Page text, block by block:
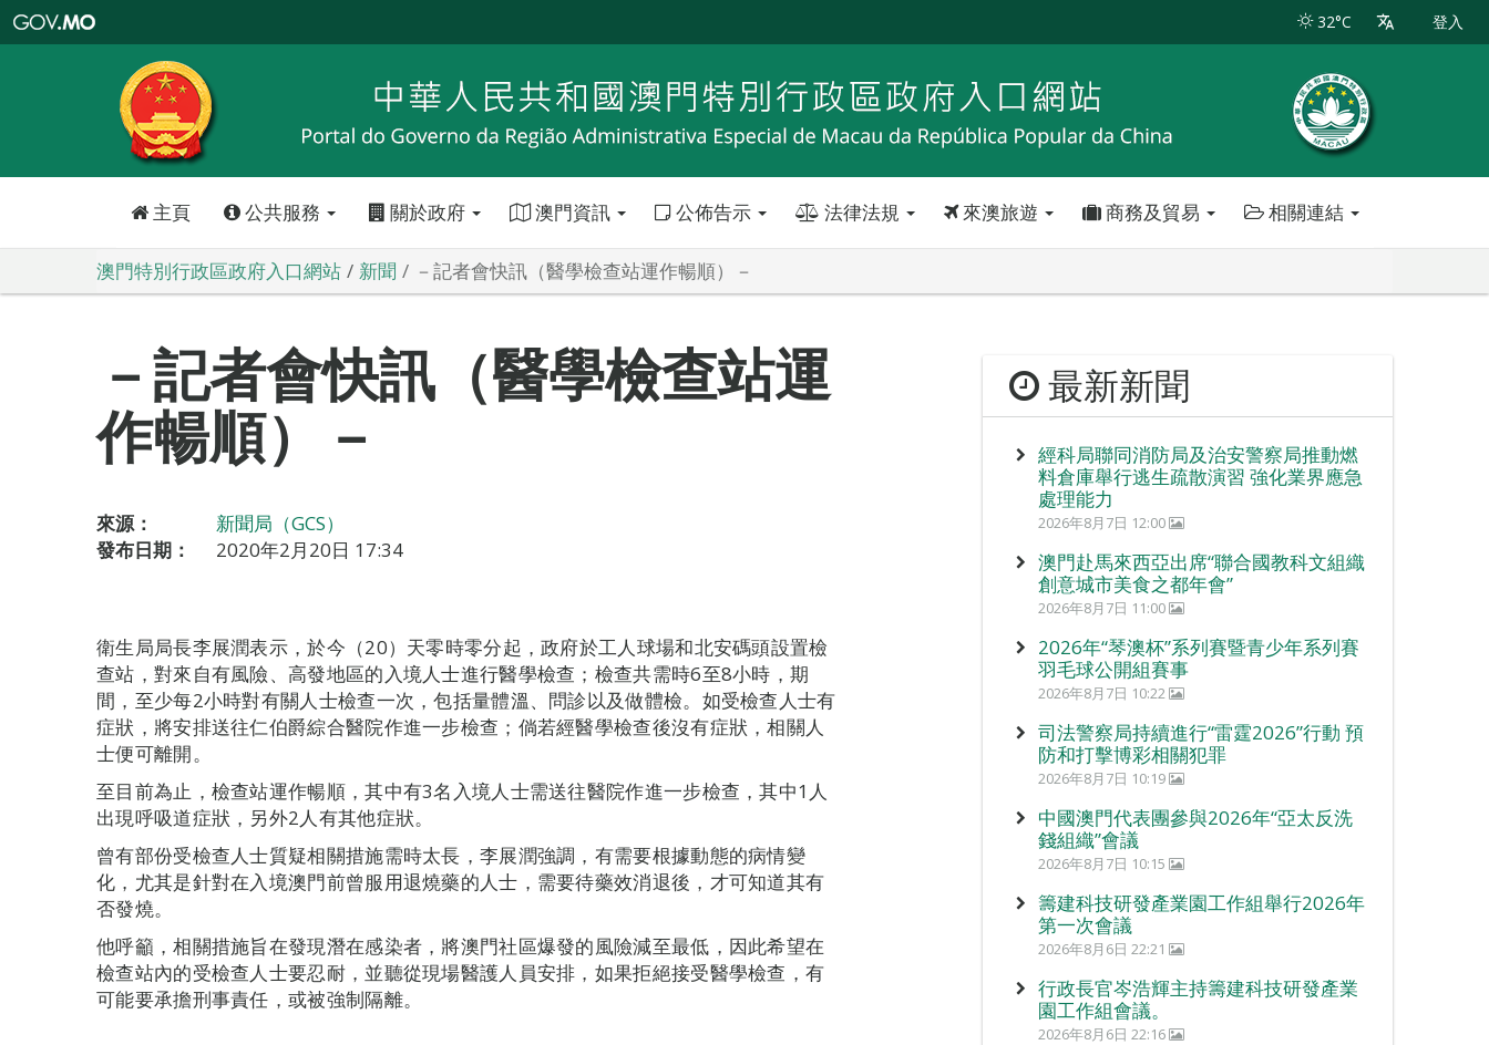
特
政
區
政
口
32°C 登入
主頁 公共服務 關於政府 澳門資訊 公佈告示 法律法規 來澳旅遊 商務及貿易 相關連結
澳門特別行政區政府入口網站 新聞 －記者會快訊（醫學檢查站運作暢順）－
－記者會快訊（醫學檢查站運
作暢順）－
來源：
新聞局（GCS）
發布日期：
2020年2月20日 17:34
衛生局局長李展潤表示，於今（20）天零時零分起，政府於工人球場和北安碼頭設置檢
查站，對來自有風險、高發地區的入境人士進行醫學檢查；檢查共需時6至8小時，期
間，至少每2小時對有關人士檢查一次，包括量體溫、問診以及做體檢。如受檢查人士有
症狀，將安排送往仁伯爵綜合醫院作進一步檢查；倘若經醫學檢查後沒有症狀，相關人
士便可離開。
至目前為止，檢查站運作暢順，其中有3名入境人士需送往醫院作進一步檢查，其中1人
出現呼吸道症狀，另外2人有其他症狀。
曾有部份受檢查人士質疑相關措施需時太長，李展潤強調，有需要根據動態的病情變
化，尤其是針對在入境澳門前曾服用退燒藥的人士，需要待藥效消退後，才可知道其有
否發燒。
他呼籲，相關措施旨在發現潛在感染者，將澳門社區爆發的風險減至最低，因此希望在
檢查站內的受檢查人士要忍耐，並聽從現場醫護人員安排，如果拒絕接受醫學檢查，有
可能要承擔刑事責任，或被強制隔離。
最新新聞
經科局聯同消防局及治安警察局推動燃
料倉庫舉行逃生疏散演習 強化業界應急
處理能力
2026年8月7日 12:00
澳門赴馬來西亞出席“聯合國教科文組織
創意城市美食之都年會”
2026年8月7日 11:00
2026年“琴澳杯”系列賽暨青少年系列賽
羽毛球公開組賽事
2026年8月7日 10:22
司法警察局持續進行“雷霆2026”行動 預
防和打擊博彩相關犯罪
2026年8月7日 10:19
中國澳門代表團參與2026年“亞太反洗
錢組織”會議
2026年8月7日 10:15
籌建科技研發產業園工作組舉行2026年
第一次會議
2026年8月6日 22:21
行政長官岑浩輝主持籌建科技研發產業
園工作組會議。
2026年8月6日 22:16